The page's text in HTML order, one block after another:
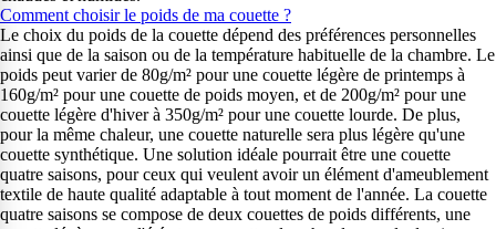
Comment choisir le poids de ma couette ?
Le choix du poids de la couette dépend des préférences personnelles
ainsi que de la saison ou de la température habituelle de la chambre. Le
poids peut varier de 80g/m² pour une couette légère de printemps à
160g/m² pour une couette de poids moyen, et de 200g/m² pour une
couette légère d'hiver à 350g/m² pour une couette lourde. De plus,
pour la même chaleur, une couette naturelle sera plus légère qu'une
couette synthétique. Une solution idéale pourrait être une couette
quatre saisons, pour ceux qui veulent avoir un élément d'ameublement
textile de haute qualité adaptable à tout moment de l'année. La couette
quatre saisons se compose de deux couettes de poids différents, une